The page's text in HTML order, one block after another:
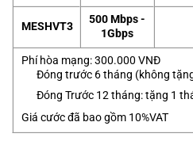
MESHVT3
500 Mbps -
1Gbps
Phí hòa mạng: 300.000 VNĐ
Đóng trước 6 tháng (không
Đóng Trước 12 tháng: tặng 1
Giá cước đã bao gồm 10%VAT